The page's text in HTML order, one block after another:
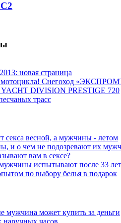
новая страница
мотоцикла! Снегоход
DIVISION PRESTIGE 720
трасс
секса весной, а мужчины - летом
и о чем не подозревают их
вам в сексе?
испытывают после 33 лет
по выбору белья в подарок
мужчина может купить за деньги
часов